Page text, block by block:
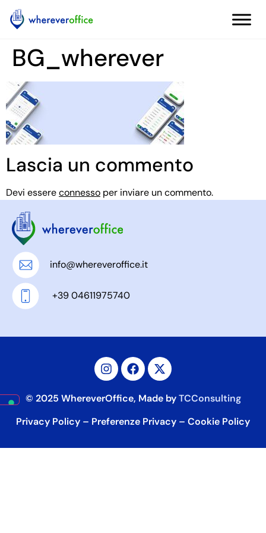
BG_wherever
Lascia un commento
Devi essereconnesso per inviare un commento.
info@whereveroffice.it
+39 04611975740
© 2025 WhereverOffice, Made byTCConsulting
Privacy Policy – Preferenze Privacy – Cookie Policy